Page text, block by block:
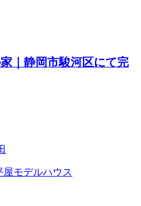
｜静岡市駿河区にて完